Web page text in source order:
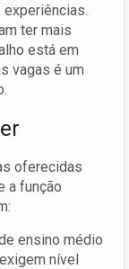
ter mais
está em
vagas é um
oferecidas
a função
ensino médio
nível